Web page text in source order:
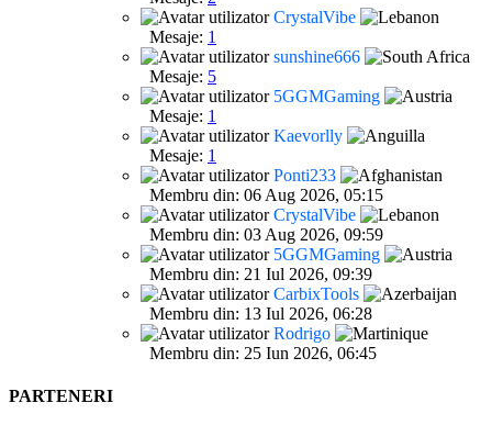
CrystalVibe
Mesaje: 1
sunshine666
Mesaje: 5
5GGMGaming
Mesaje: 1
Kaevorlly
Mesaje: 1
Ponti233
Membru din: 06 Aug 2026, 05:15
CrystalVibe
Membru din: 03 Aug 2026, 09:59
5GGMGaming
Membru din: 21 Iul 2026, 09:39
CarbixTools
Membru din: 13 Iul 2026, 06:28
Rodrigo
Membru din: 25 Iun 2026, 06:45
PARTENERI